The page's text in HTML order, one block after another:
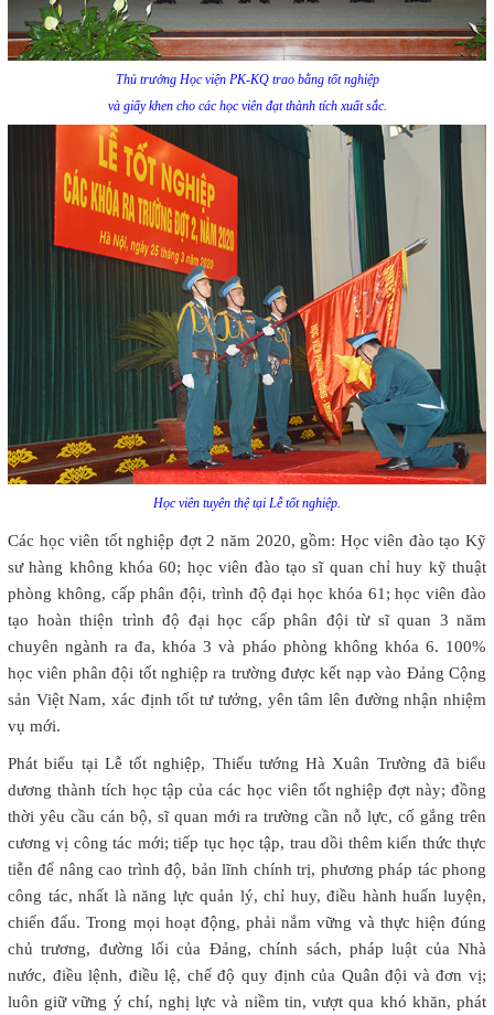
Thủ trưởng Học viện PK-KQ trao bằng tốt nghiệp
và giấy khen cho các học viên đạt thành tích xuất sắc.
Học viên tuyên thệ tại Lễ tốt nghiệp.
Các học viên tốt nghiệp đợt 2 năm 2020, gồm: Học viên đào tạo Kỹ
sư hàng không khóa 60; học viên đào tạo sĩ quan chỉ huy kỹ thuật
phòng không, cấp phân đội, trình độ đại học khóa 61; học viên đào
tạo hoàn thiện trình độ đại học cấp phân đội từ sĩ quan 3 năm
chuyên ngành ra đa, khóa 3 và pháo phòng không khóa 6. 100%
học viên phân đội tốt nghiệp ra trường được kết nạp vào Đảng Cộng
sản Việt Nam, xác định tốt tư tưởng, yên tâm lên đường nhận nhiệm
vụ mới.
Phát biểu tại Lễ tốt nghiệp, Thiếu tướng Hà Xuân Trường đã biểu
dương thành tích học tập của các học viên tốt nghiệp đợt này; đồng
thời yêu cầu cán bộ, sĩ quan mới ra trường cần nỗ lực, cố gắng trên
cương vị công tác mới; tiếp tục học tập, trau dồi thêm kiến thức thực
tiễn để nâng cao trình độ, bản lĩnh chính trị, phương pháp tác phong
công tác, nhất là năng lực quản lý, chỉ huy, điều hành huấn luyện,
chiến đấu. Trong mọi hoạt động, phải nắm vững và thực hiện đúng
chủ trương, đường lối của Đảng, chính sách, pháp luật của Nhà
nước, điều lệnh, điều lệ, chế độ quy định của Quân đội và đơn vị;
luôn giữ vững ý chí, nghị lực và niềm tin, vượt qua khó khăn, phát